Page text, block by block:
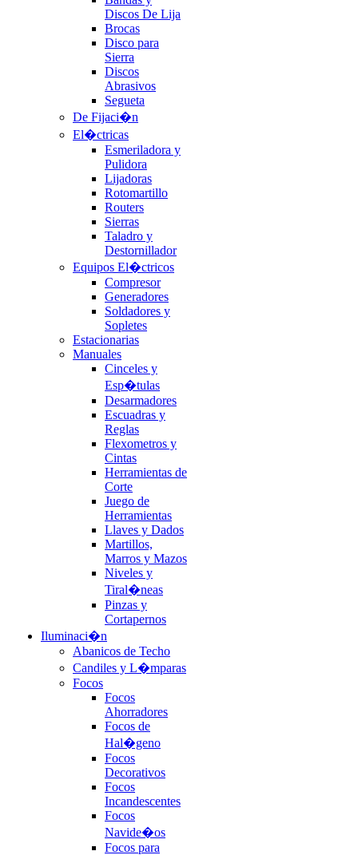
Discos De Lija
Brocas
Disco para
Sierra
Discos
Abrasivos
Segueta
De Fijaci�n
El�ctricas
Esmeriladora y
Pulidora
Lijadoras
Rotomartillo
Routers
Sierras
Taladro y
Destornillador
Equipos El�ctricos
Compresor
Generadores
Soldadores y
Sopletes
Estacionarias
Manuales
Cinceles y
Esp�tulas
Desarmadores
Escuadras y
Reglas
Flexometros y
Cintas
Herramientas de
Corte
Juego de
Herramientas
Llaves y Dados
Martillos,
Marros y Mazos
Niveles y
Tiral�neas
Pinzas y
Cortapernos
Iluminaci�n
Abanicos de Techo
Candiles y L�mparas
Focos
Focos
Ahorradores
Focos de
Hal�geno
Focos
Decorativos
Focos
Incandescentes
Focos
Navide�os
Focos para